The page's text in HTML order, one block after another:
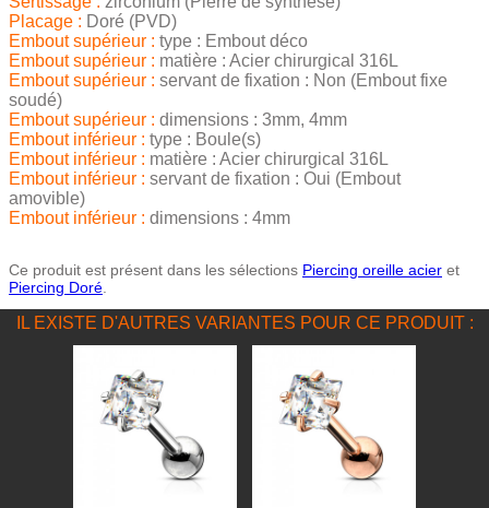
Placage : Doré (PVD)
Embout supérieur : type : Embout déco
Embout supérieur : matière : Acier chirurgical 316L
Embout supérieur : servant de fixation : Non (Embout fixe
soudé)
Embout supérieur : dimensions : 3mm, 4mm
Embout inférieur : type : Boule(s)
Embout inférieur : matière : Acier chirurgical 316L
Embout inférieur : servant de fixation : Oui (Embout
amovible)
Embout inférieur : dimensions : 4mm
Ce produit est présent dans les sélections Piercing oreille acier et
Piercing Doré.
IL EXISTE D'AUTRES VARIANTES POUR CE PRODUIT :